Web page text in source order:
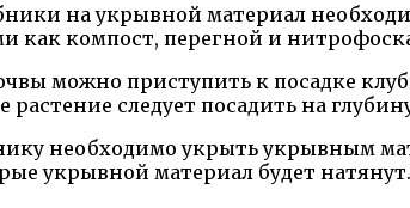
на укрывной материал
как компост, перегной и
можно приступить к посадке
растение следует посадить на
необходимо укрыть укрывным
укрывной материал будет